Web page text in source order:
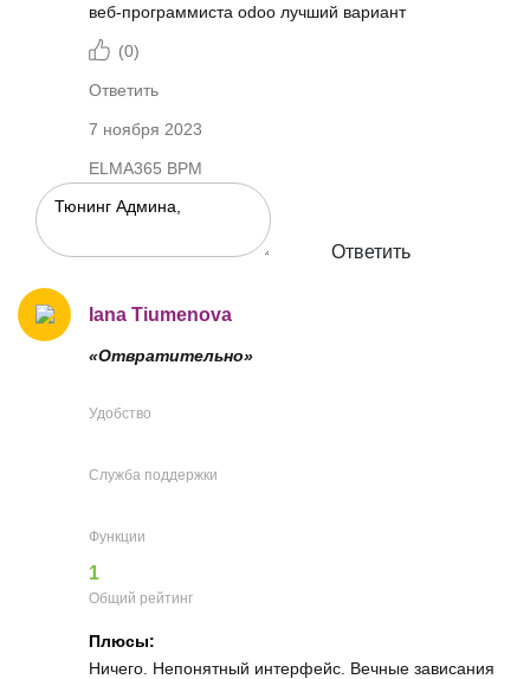
веб-программиста odoo лучший вариант
(0)
Ответить
7 ноября 2023
ELMA365 BPM
Ответить
Iana Tiumenova
«Отвратительно»
Удобство
Служба поддержки
Функции
1
Общий рейтинг
Плюсы:
Ничего. Непонятный интерфейс. Вечные зависания